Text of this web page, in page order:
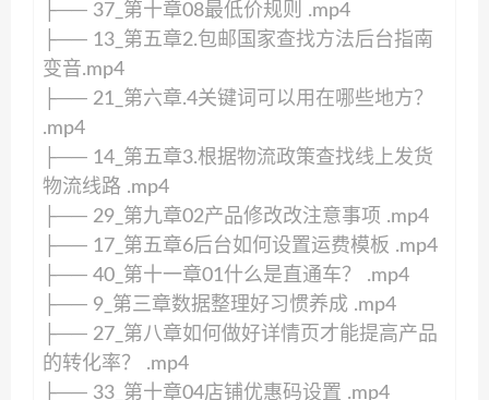
├── 37_第十章08最低价规则 .mp4
├── 13_第五章2.包邮国家查找方法后台指南
变音.mp4
├── 21_第六章.4关键词可以用在哪些地方？
.mp4
├── 14_第五章3.根据物流政策查找线上发货
物流线路 .mp4
├── 29_第九章02产品修改改注意事项 .mp4
├── 17_第五章6后台如何设置运费模板 .mp4
├── 40_第十一章01什么是直通车？ .mp4
├── 9_第三章数据整理好习惯养成 .mp4
├── 27_第八章如何做好详情页才能提高产品
的转化率？ .mp4
├── 33_第十章04店铺优惠码设置 .mp4